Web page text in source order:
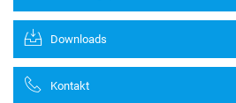
Downloads
Kontakt